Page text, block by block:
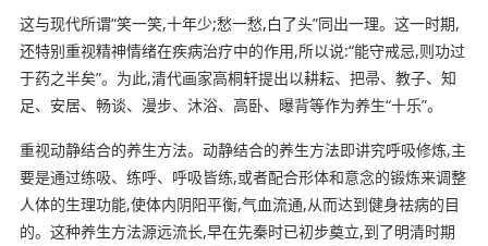
这与现代所谓“笑一笑,十年少;愁一愁,白了头”同出一理。这一时期,
还特别重视精神情绪在疾病治疗中的作用,所以说:“能守戒忌,则功过
于药之半矣”。为此,清代画家高桐轩提出以耕耘、把帚、教子、知
足、安居、畅谈、漫步、沐浴、高卧、曝背等作为养生“十乐”。
重视动静结合的养生方法。动静结合的养生方法即讲究呼吸修炼,主
要是通过练吸、练呼、呼吸皆练,或者配合形体和意念的锻炼来调整
人体的生理功能,使体内阴阳平衡,气血流通,从而达到健身祛病的目
的。这种养生方法源远流长,早在先秦时已初步奠立,到了明清时期